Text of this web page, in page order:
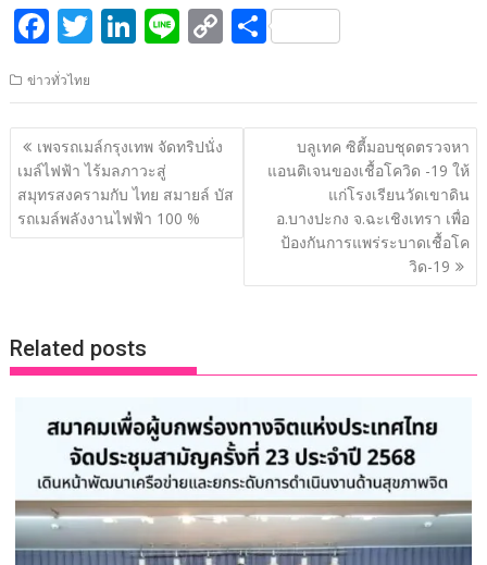
F
ac
e
b
o
o
k
T
itt
er
Li
k
e
dI
n
Li
e
C
p
y
n
k
S
ar
e
ข่าวทั่วไทย
แนะแนว
เรื่อง
เพจรถเมล์กรุงเทพ จัดทริปนั่ง
เมล์ไฟฟ้า ไร้มลภาวะสู่
สมุทรสงครามกับ ไทย สมายล์ บัส
รถเมล์พลังงานไฟฟ้า 100 %
บลูเทค ซิตี้มอบชุดตรวจหา
แอนติเจนของเชื้อโควิด -19 ให้
แก่โรงเรียนวัดเขาดิน
อ.บางปะกง จ.ฉะเชิงเทรา เพื่อ
ป้องกันการแพร่ระบาดเชื้อโค
วิด-19
Related posts